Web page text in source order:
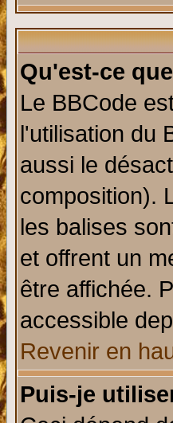
Qu'est-ce
Le BBCode
l'utilisation du
aussi le
composition).
les balises
et offrent un
être affichée.
accessible
Revenir en
Puis-je